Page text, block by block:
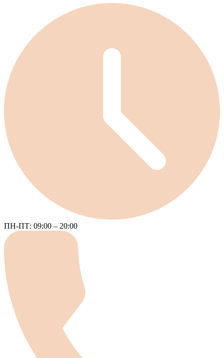
ПН-ПТ: 09:00 – 20:00